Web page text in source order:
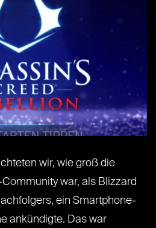
wir, wie groß die
war, als Blizzard
ein Smartphone-
ankündigte. Das war